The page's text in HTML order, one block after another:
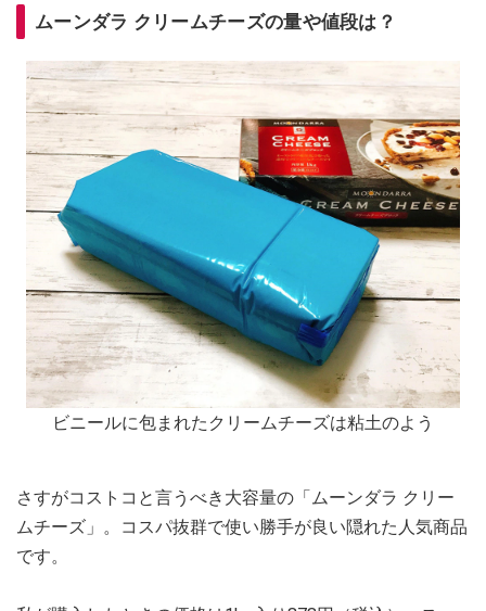
ムーンダラ クリームチーズの量や値段は？
ビニールに包まれたクリームチーズは粘土のよう
さすがコストコと言うべき大容量の「ムーンダラ クリー
ムチーズ」。コスパ抜群で使い勝手が良い隠れた人気商品
です。